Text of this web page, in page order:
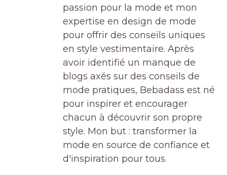
passion pour la mode et mon
expertise en design de mode
pour offrir des conseils uniques
en style vestimentaire. Après
avoir identifié un manque de
blogs axés sur des conseils de
mode pratiques, Bebadass est né
pour inspirer et encourager
chacun à découvrir son propre
style. Mon but : transformer la
mode en source de confiance et
d'inspiration pour tous.